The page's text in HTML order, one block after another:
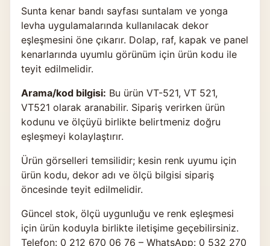
Sunta kenar bandı sayfası suntalam ve yonga
levha uygulamalarında kullanılacak dekor
eşleşmesini öne çıkarır. Dolap, raf, kapak ve panel
kenarlarında uyumlu görünüm için ürün kodu ile
teyit edilmelidir.
Arama/kod bilgisi: Bu ürün VT-521, VT 521,
VT521 olarak aranabilir. Sipariş verirken ürün
kodunu ve ölçüyü birlikte belirtmeniz doğru
eşleşmeyi kolaylaştırır.
Ürün görselleri temsilidir; kesin renk uyumu için
ürün kodu, dekor adı ve ölçü bilgisi sipariş
öncesinde teyit edilmelidir.
Güncel stok, ölçü uygunluğu ve renk eşleşmesi
için ürün koduyla birlikte iletişime geçebilirsiniz.
Telefon: 0 212 670 06 76 – WhatsApp: 0 532 270